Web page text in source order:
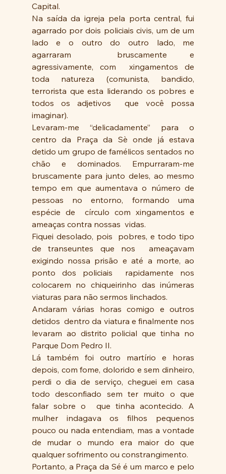
Capital.
Na saída da igreja pela porta central, fui
agarrado por dois policiais civis, um de um
lado e o outro do outro lado, me
agarraram  bruscamente e
agressivamente, com  xingamentos de
toda natureza (comunista, bandido,
terrorista que esta liderando os pobres e
todos os adjetivos  que você possa
imaginar).
Levaram-me “delicadamente” para o
centro da Praça da Sè onde já estava
detido um grupo de famélicos sentados no
chão e dominados. Empurraram-me
bruscamente para junto deles, ao mesmo
tempo em que aumentava o número de
pessoas no entorno, formando uma
espécie de  círculo com xingamentos e
ameaças contra nossas  vidas.
Fiquei desolado, pois  pobres, e todo tipo
de transeuntes que nos  ameaçavam
exigindo nossa prisão e até a morte, ao
ponto dos policiais  rapidamente nos
colocarem no chiqueirinho das inúmeras
viaturas para não sermos linchados.
Andaram várias horas comigo e outros
detidos  dentro da viatura e finalmente nos
levaram ao distrito policial que tinha no
Parque Dom Pedro II.
Lá também foi outro martírio e horas
depois, com fome, dolorido e sem dinheiro,
perdi o dia de serviço, cheguei em casa
todo desconfiado sem ter muito o que
falar sobre o  que tinha acontecido. A
mulher indagava os filhos pequenos
pouco ou nada entendiam, mas a vontade
de mudar o mundo era maior do que
qualquer sofrimento ou constrangimento.
Portanto, a Praça da Sé é um marco e pelo